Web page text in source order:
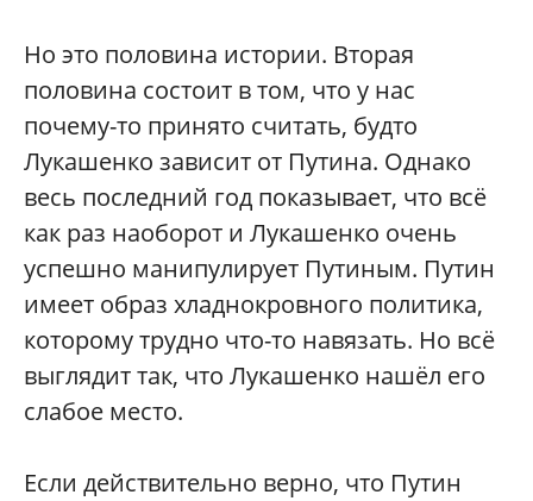
Но это половина истории. Вторая
половина состоит в том, что у нас
почему-то принято считать, будто
Лукашенко зависит от Путина. Однако
весь последний год показывает, что всё
как раз наоборот и Лукашенко очень
успешно манипулирует Путиным. Путин
имеет образ хладнокровного политика,
которому трудно что-то навязать. Но всё
выглядит так, что Лукашенко нашёл его
слабое место.
Если действительно верно, что Путин